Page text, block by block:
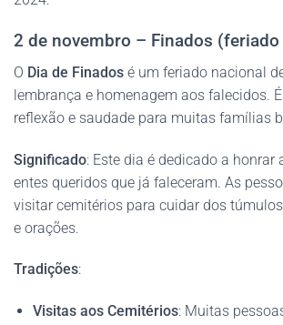
2 de novembro – Finados
O Dia de Finados é um feriado nacional
lembrança e homenagem aos falecidos.
reflexão e saudade para muitas famílias
Significado: Este dia é dedicado a honrar
entes queridos que já faleceram. As
visitar cemitérios para cuidar dos
e orações.
Tradições:
Visitas aos Cemitérios: Muitas